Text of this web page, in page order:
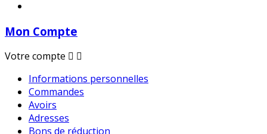
Mon Compte
Votre compte  
Informations personnelles
Commandes
Avoirs
Adresses
Bons de réduction